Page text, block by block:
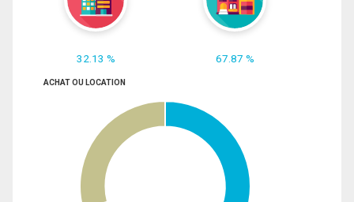
32.13 % 67.87 %
ACHAT OU LOCATION